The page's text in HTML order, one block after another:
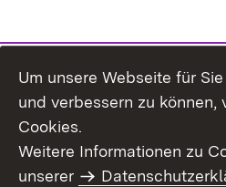
Um unsere Webseite für
und verbessern zu können,
Cookies.
Weitere Informationen zu
unserer